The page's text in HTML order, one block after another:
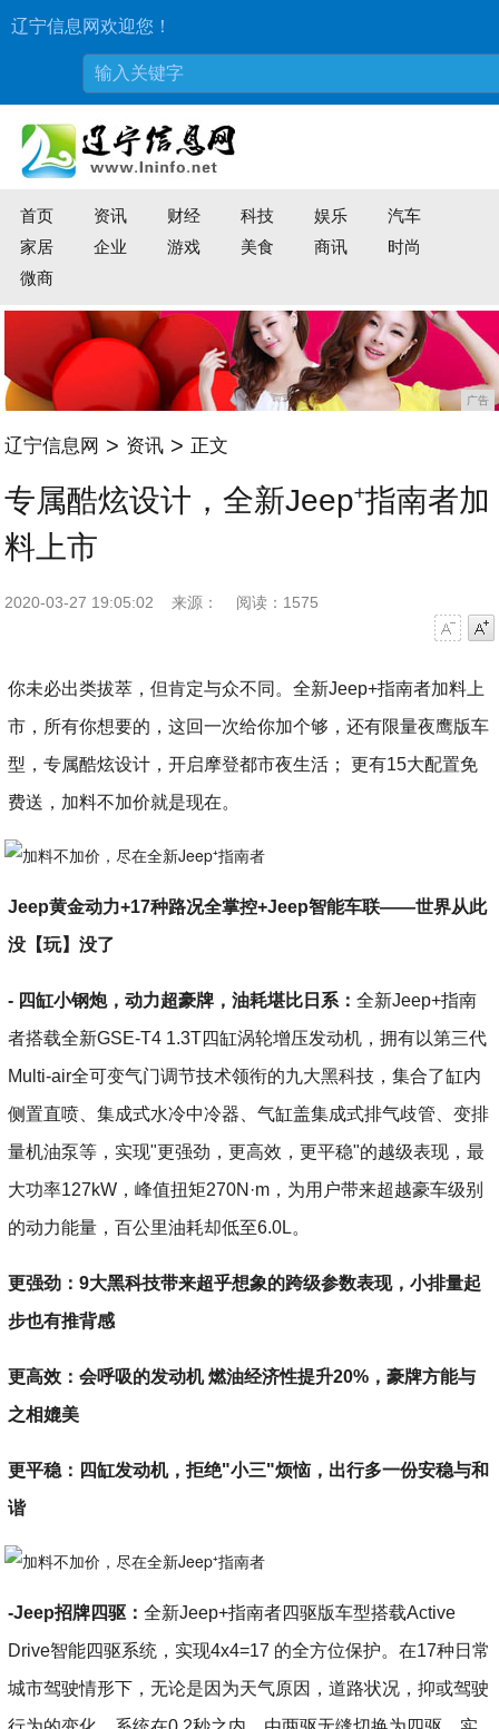
辽宁信息网欢迎您！
首页 资讯 财经 科技 娱乐
汽车
家居
企业 游戏 美食 商讯
时尚
微商
广告
辽宁信息网 > 资讯 > 正文
专属酷炫设计，全新Jeep⁺指南者加
料上市
2020-03-27 19:05:02 来源：
阅读：1575
你未必出类拔萃，但肯定与众不同。全新Jeep+指南者加料上
市，所有你想要的，这回一次给你加个够，还有限量夜鹰版车
型，专属酷炫设计，开启摩登都市夜生活； 更有15大配置免
费送，加料不加价就是现在。
Jeep黄金动力+17种路况全掌控+Jeep智能车联——世界从此
没【玩】没了
- 四缸小钢炮，动力超豪牌，油耗堪比日系：全新Jeep+指南
者搭载全新GSE-T4 1.3T四缸涡轮增压发动机，拥有以第三代
Multi-air全可变气门调节技术领衔的九大黑科技，集合了缸内
侧置直喷、集成式水冷中冷器、气缸盖集成式排气歧管、变排
量机油泵等，实现"更强劲，更高效，更平稳"的越级表现，最
大功率127kW，峰值扭矩270N·m，为用户带来超越豪车级别
的动力能量，百公里油耗却低至6.0L。
更强劲：9大黑科技带来超乎想象的跨级参数表现，小排量起
步也有推背感
更高效：会呼吸的发动机 燃油经济性提升20%，豪牌方能与
之相媲美
更平稳：四缸发动机，拒绝"小三"烦恼，出行多一份安稳与和
谐
-Jeep招牌四驱：全新Jeep+指南者四驱版车型搭载Active
Drive智能四驱系统，实现4x4=17 的全方位保护。在17种日常
城市驾驶情形下，无论是因为天气原因，道路状况，抑或驾驶